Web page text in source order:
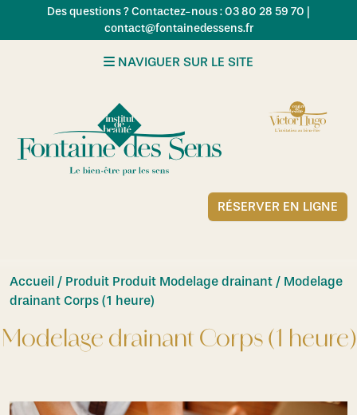
Skip to main content
Des questions ? Contactez-nous : 03 80 28 59 70 |
contact@fontainedessens.fr
NAVIGUER SUR LE SITE
RÉSERVER EN LIGNE
Accueil / Produit Produit Modelage drainant / Modelage
drainant Corps (1 heure)
Modelage drainant Corps (1 heure)